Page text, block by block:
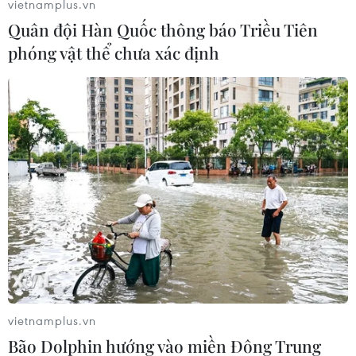
Verratti làm khó PSG
Marco Verratti đang thực sự khiến PSG phải đau
đầu, khi anh công khai bày tỏ mong muốn rời
Paris để đến Nou Camp đầu quân cho
Barcelona.
vietnamplus.vn
Quân đội Hàn Quốc thông báo Triều Tiên
phóng vật thể chưa xác định
vietnamplus.vn
Bão Dolphin hướng vào miền Đông Trung